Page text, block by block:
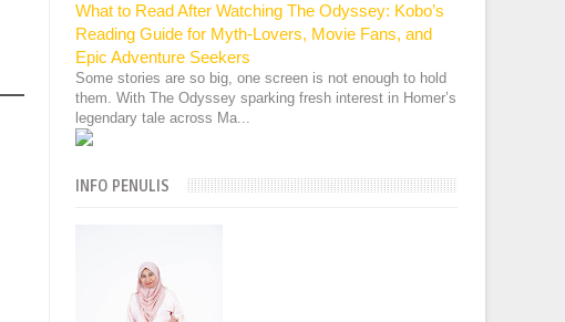
What to Read After Watching The Odyssey: Kobo’s
Reading Guide for Myth-Lovers, Movie Fans, and
Epic Adventure Seekers
Some stories are so big, one screen is not enough to hold
them. With The Odyssey sparking fresh interest in Homer’s
legendary tale across Ma...
INFO PENULIS